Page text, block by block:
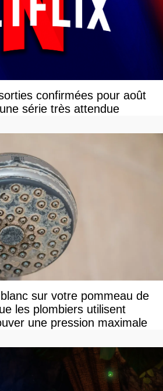
confirmées pour août
série très attendue
sur votre pommeau de
les plombiers utilisent
une pression maximale